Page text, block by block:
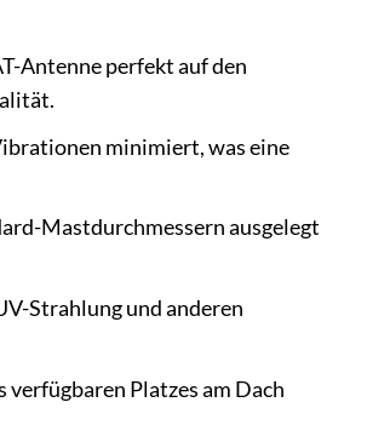
Antenne perfekt auf den
minimiert, was eine
Mastdurchmessern ausgelegt
Strahlung und anderen
Platzes am Dach